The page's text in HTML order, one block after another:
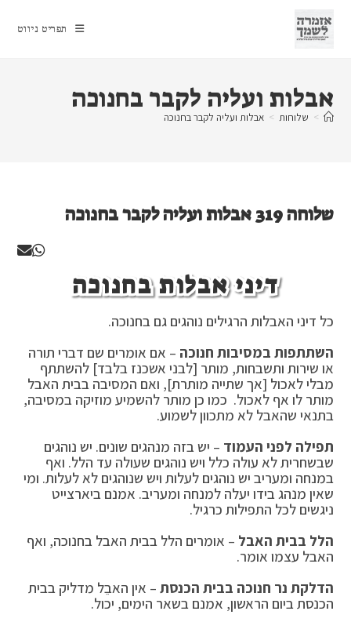
content
תפריט ניווט
אבלות ועליה לקבר בחנוכה
> שלוחות > אבלות ועליה לקבר בחנוכה
שלוחה 319 אבלות ועליה לקבר בחנוכה
דיני אבלות בחנוכה
כל דיני האבלות הרגילים נוהגים גם בחנוכה.
השתתפות במסיבות חנוכה – אם אומרים שם דברי תורה
או שירות ותשבחות, מותר [לבני אשכנז בלבד] להשתתף
מבלי לאכול [אך שתייה מותרת], ואם המסיבה בבית האבל
מותר לו אף לאכול. כמו כן מותר להשמיע מוזיקה במסיבה,
בתנאי שהאבל לא מתכוון לשמוע.
תפילה לפני העמוד – יש בזה מנהגים שונים. יש נוהגים
שבשחרית לא עולה כלל ויש נוהגים שעולה עד הלל. ואף
במנחה ומעריב יש נוהגים לעלות ויש שנוהגים לא לעלות. ומי
שאין מנהג בידו יעלה למנחה ומעריב. אמנם ביארצייט
ניגשים לכל התפילות כרגיל.
הלל בבית האבל – אומרים הלל בבית האבל בחנוכה, ואף
האבל עצמו אומר.
הדלקת נר חנוכה בבית הכנסת – אין האבֵל מדליק בבית
הכנסת ביום הראשון, אמנם בשאר הימים, יכול.